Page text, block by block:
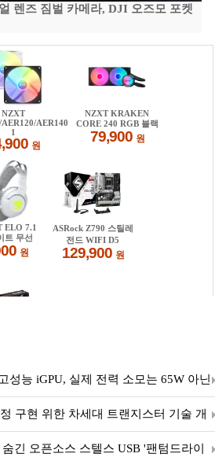
렌즈 짐벌 카메라, DJI 오즈모 포켓
성능 iGPU, 실제 전력 소모는 65W 아닌
구현 위한 차세대 트랜지스터 기술 개
긴 오픈소스 스텔스 USB '팬텀드라이